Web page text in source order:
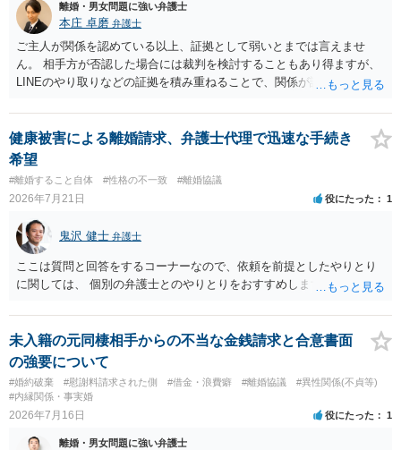
離婚・男女問題に強い弁護士
本庄 卓磨 弁護士
ご主人が関係を認めている以上、証拠として弱いとまでは言えませ
ん。 相手方が否認した場合には裁判を検討することもあり得ますが、
LINEのやり取りなどの証拠を積み重ねることで、関係が認定される余
個別の事情によりますので、お早めに弁護士に相談されることをおす
すめします。
健康被害による離婚請求、弁護士代理で迅速な手続き
希望
#離婚すること自体 #性格の不一致 #離婚協議
2026年7月21日 役にたった 1
鬼沢 健士 弁護士
ここは質問と回答をするコーナーなので、依頼を前提としたやりとり
に関しては、 個別の弁護士とのやりとりをおすすめします。
未入籍の元同棲相手からの不当な金銭請求と合意書面
の強要について
#婚約破棄 #慰謝料請求された側 #借金・浪費癖 #離婚協議
#異性関係(不貞等)
#内縁関係・事実婚
2026年7月16日 役にたった 1
離婚・男女問題に強い弁護士